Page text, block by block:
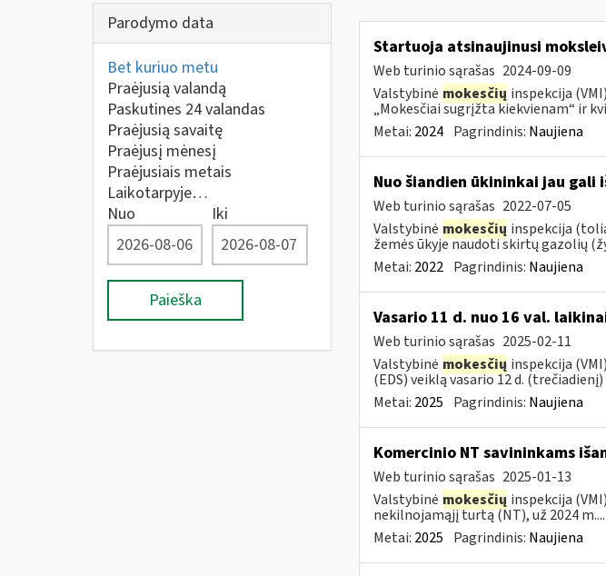
Parodymo data
Bet kuriuo metu
Praėjusią valandą
Paskutines 24 valandas
Praėjusią savaitę
Praėjusį mėnesį
Praėjusiais metais
Laikotarpyje…
Nuo
Iki
Paieška
Startuoja atsinaujinusi
Web turinio sąrašas 2024-09-09
Valstybinė mokesčių inspekcija
„Mokesčiai sugrįžta kiekvienam“ ir
Metai: 2024 Pagrindinis: Naujiena
Nuo šiandien ūkininkai jau
Web turinio sąrašas 2022-07-05
Valstybinė mokesčių inspekcija
žemės ūkyje naudoti skirtų gazolių
Metai: 2022 Pagrindinis: Naujiena
Vasario 11 d. nuo 16 val.
Web turinio sąrašas 2025-02-11
Valstybinė mokesčių inspekcija
(EDS) veiklą vasario 12 d. (trečiadienį)
Metai: 2025 Pagrindinis: Naujiena
Komercinio NT savininkams
Web turinio sąrašas 2025-01-13
Valstybinė mokesčių inspekcija
nekilnojamąjį turtą (NT), už 2024 m....
Metai: 2025 Pagrindinis: Naujiena